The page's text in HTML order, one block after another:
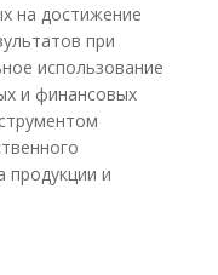
на достижение
при
использование
и финансовых
продукции и